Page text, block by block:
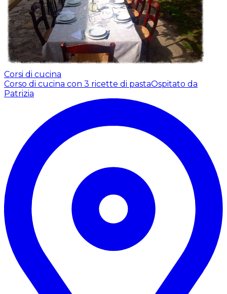
Corsi di cucina
Corso di cucina con 3 ricette di pastaOspitato da
Patrizia